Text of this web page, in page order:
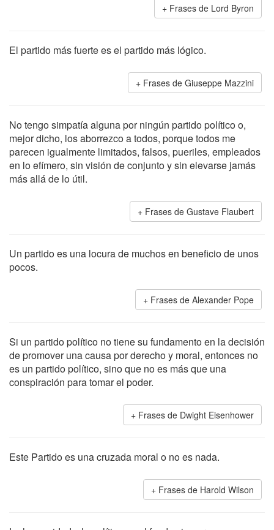
Frases de Lord Byron
El partido más fuerte es el partido más lógico.
Frases de Giuseppe Mazzini
No tengo simpatía alguna por ningún partido político o,
mejor dicho, los aborrezco a todos, porque todos me
parecen igualmente limitados, falsos, pueriles, empleados
en lo efímero, sin visión de conjunto y sin elevarse jamás
más allá de lo útil.
Frases de Gustave Flaubert
Un partido es una locura de muchos en beneficio de unos
pocos.
Frases de Alexander Pope
Si un partido político no tiene su fundamento en la decisión
de promover una causa por derecho y moral, entonces no
es un partido político, sino que no es más que una
conspiración para tomar el poder.
Frases de Dwight Eisenhower
Este Partido es una cruzada moral o no es nada.
Frases de Harold Wilson